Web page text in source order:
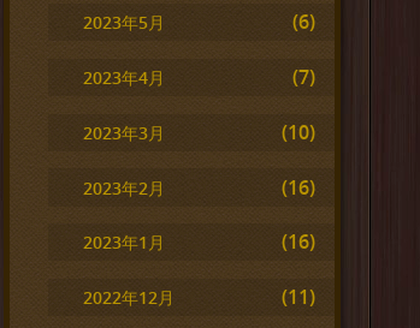
2023年5月 (6)
2023年4月 (7)
2023年3月 (10)
2023年2月 (16)
2023年1月 (16)
2022年12月 (11)